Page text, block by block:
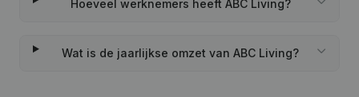
Hoeveel werknemers heeft ABC Living?
Wat is de jaarlijkse omzet van ABC Living?